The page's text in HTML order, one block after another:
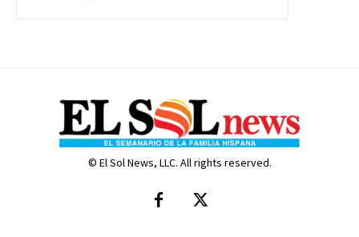
© El Sol News, LLC. All rights reserved.